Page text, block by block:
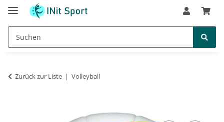
Zurück zur Liste Volleyball